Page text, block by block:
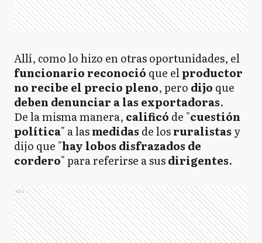
Allí, como lo hizo en otras oportunidades, el
funcionario reconoció que elproductor
no recibe el precio pleno, pero dijo que
deben denunciar a las exportadoras.
De la misma manera, calificó de "cuestión
política" a lasmedidas de losruralistas y
dijo que "hay lobos disfrazados de
cordero" para referirse a susdirigentes.
Ads